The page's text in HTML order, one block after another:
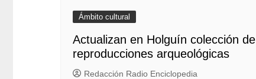
Ámbito cultural
Actualizan en Holguín colección de
reproducciones arqueológicas
Redacción Radio Enciclopedia